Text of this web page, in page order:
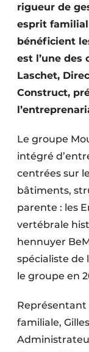
Façades
Géotextiles
Protection
Sécurité
Software
Techniques
Travaux
rigueur de
esprit familial
bénéficient
est l’une des
Laschet,
Construct,
Le groupe
intégré
centrées sur
bâtiments,
parente : les
vertébrale
hennuyer
spécialiste de
le groupe en
familiale,